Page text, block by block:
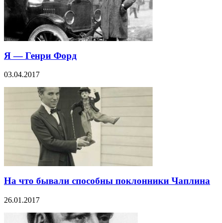
Я — Генри Форд
03.04.2017
На что бывали способны поклонники Чаплина
26.01.2017